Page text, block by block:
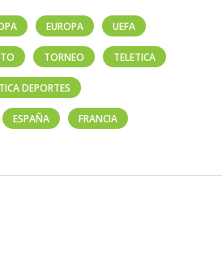
EUROPA UEFA
TORNEO TELETICA
DEPORTES
ESPAÑA FRANCIA